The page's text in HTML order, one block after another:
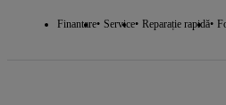
Finantare Service Reparație rapidă